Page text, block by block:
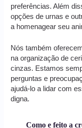
preferências. Além
opções de urnas e
a homenagear seu
Nós também
na organização de
cinzas. Estamos
perguntas e
ajudá-lo a lidar com
digna.
Como e feito a